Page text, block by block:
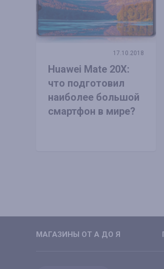
17.10.2018
Huawei Mate 20X:
что подготовил
наиболее большой
смартфон в мире?
МАГАЗИНЫ ОТ А ДО Я